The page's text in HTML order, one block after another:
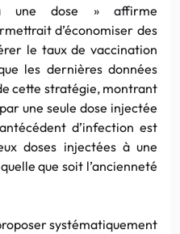
une dose » affirme
d’économiser des
le taux de vaccination
les dernières données
cette stratégie, montrant
une seule dose injectée
d’infection est
doses injectées à une
que soit l’ancienneté
systématiquement